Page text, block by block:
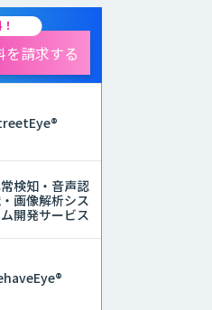
を請求する
検知・音声認
画像解析シス
開発サービス